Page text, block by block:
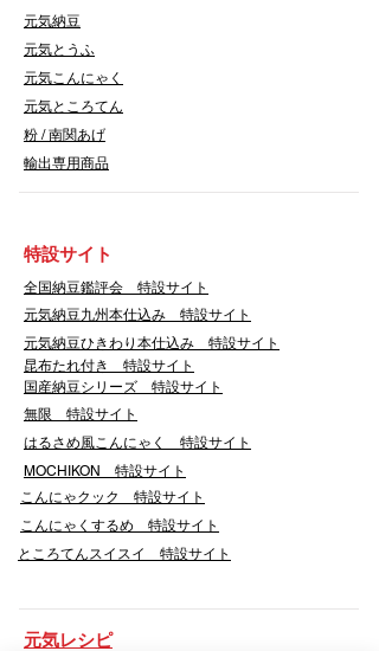
元気納豆
元気とうふ
元気こんにゃく
元気ところてん
​粉 / 南関あげ
輸出専用商品
​特設サイト
​全国納豆鑑評会 特設サイト
​元気納豆九州本仕込み 特設サイト
元気納豆ひきわり本仕込み 特設サイト
昆布たれ付き 特設サイト
国産納豆シリーズ 特設サイト
無限 特設サイト
はるさめ風こんにゃく 特設サイト
​MOCHIKON 特設サイト
こんにゃクック 特設サイト
こんにゃくするめ 特設サイト
​ところてんスイスイ 特設サイト
​元気レシピ